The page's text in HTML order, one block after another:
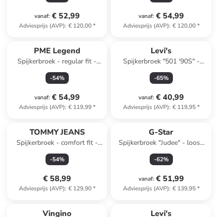
vanaf: € 52,99
Adviesprijs (AVP): € 120,00*
vanaf: € 54,99
Adviesprijs (AVP): € 120,00*
PME Legend
Spijkerbroek - regular fit -
beige
-54%
vanaf: € 54,99
Adviesprijs (AVP): € 119,99*
Levi's
Spijkerbroek "501 '90S" -
mom fit - lichtblauw
-65%
vanaf: € 40,99
Adviesprijs (AVP): € 119,95*
TOMMY JEANS
Spijkerbroek - comfort fit -
zwart
-54%
€ 58,99
Adviesprijs (AVP): € 129,90*
G-Star
Spijkerbroek "Judee" - loose
fit - blauw
-62%
vanaf: € 51,99
Adviesprijs (AVP): € 139,95*
Vingino Levi's